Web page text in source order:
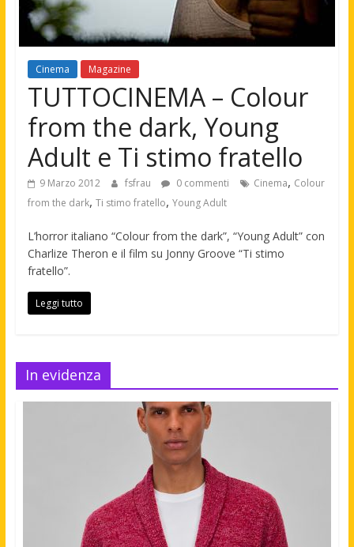
Cinema Magazine
TUTTOCINEMA – Colour
from the dark, Young
Adult e Ti stimo fratello
9 Marzo 2012 fsfrau 0 commenti Cinema, Colour
from the dark, Ti stimo fratello, Young Adult
L’horror italiano “Colour from the dark”, “Young Adult” con
Charlize Theron e il film su Jonny Groove “Ti stimo
fratello”.
Leggi tutto
In evidenza